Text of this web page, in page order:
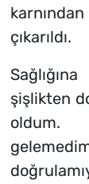
çıkarıldı.
şişlikten
oldum.